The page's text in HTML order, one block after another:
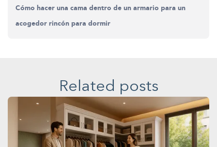
Cómo hacer una cama dentro de un armario para un
acogedor rincón para dormir
Related posts